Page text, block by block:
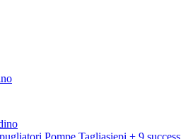
Pompe Tagliasiepi + 9